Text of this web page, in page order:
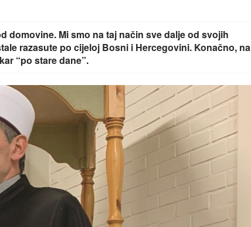
domovine. Mi smo na taj način sve dalje od svojih
razasute po cijeloj Bosni i Hercegovini. Konačno, na
“po stare dane”.